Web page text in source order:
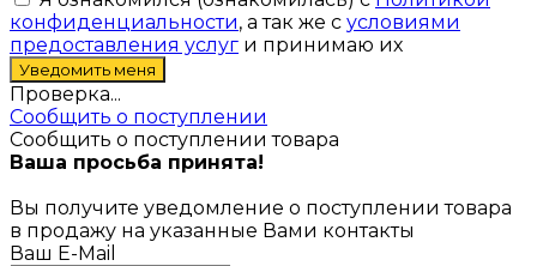
конфиденциальности, а так же с условиями
предоставления услуг и принимаю их
Проверка...
Сообщить о поступлении
Сообщить о поступлении товара
Ваша просьба принята!
Вы получите уведомление о поступлении товара
в продажу на указанные Вами контакты
Ваш E-Mail